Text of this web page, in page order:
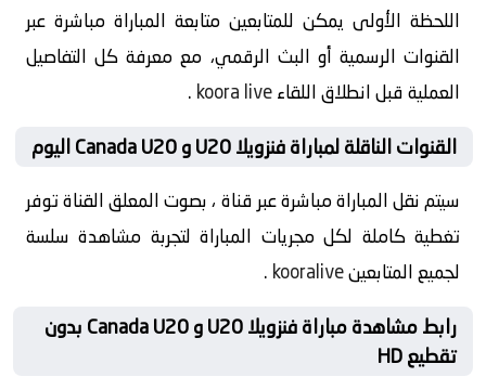
اللحظة الأولى يمكن للمتابعين متابعة المباراة مباشرة عبر
القنوات الرسمية أو البث الرقمي، مع معرفة كل التفاصيل
العملية قبل انطلاق اللقاءkoora live
.
القنوات الناقلة لمباراة فنزويلا U20 و Canada U20 اليوم
سيتم نقل المباراة مباشرة عبر قناة ، بصوت المعلق القناة توفر
تغطية كاملة لكل مجريات المباراة لتجربة مشاهدة سلسة
لجميع المتابعينkooralive
.
رابط مشاهدة مباراة فنزويلا U20 و Canada U20 بدون
تقطيع HD